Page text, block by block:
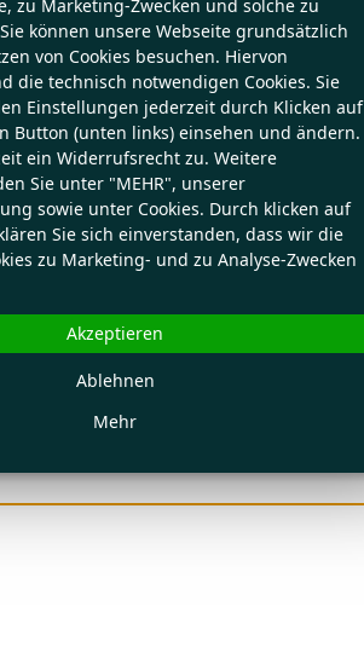
zu Marketing-Zwecken und solche zu
können unsere Webseite grundsätzlich
von Cookies besuchen. Hiervon
die technisch notwendigen Cookies. Sie
Einstellungen jederzeit durch Klicken auf
Button (unten links) einsehen und ändern.
ein Widerrufsrecht zu. Weitere
Sie unter "MEHR", unserer
sowie unter Cookies. Durch klicken auf
Sie sich einverstanden, dass wir die
zu Marketing- und zu Analyse-Zwecken
Mehr
Ablehnen
Akzeptieren